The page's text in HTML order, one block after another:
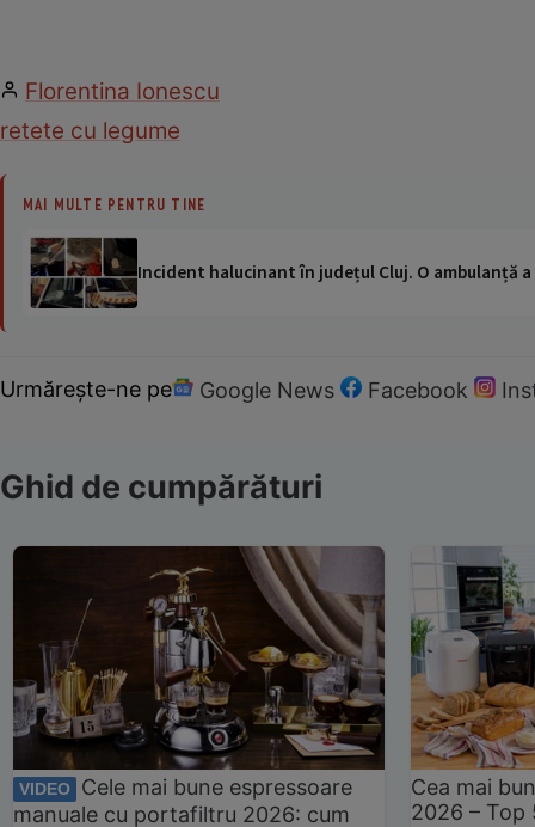
Florentina Ionescu
retete cu legume
MAI MULTE PENTRU TINE
Incident halucinant în județul Cluj. O ambulanță
Urmărește-ne pe Google News Facebook
Ghid de cumpărături
VIDEO
Cele mai bune espressoare
manuale cu portafiltru 2026: cum
Cea mai
2026 –